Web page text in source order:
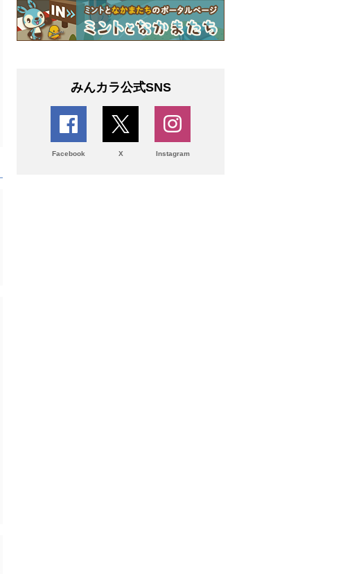
みんカラ公式SNS
Facebook X Instagram